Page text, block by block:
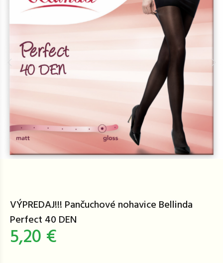
VÝPREDAJ!!! Pančuchové nohavice Bellinda
Perfect 40 DEN
5,20 €